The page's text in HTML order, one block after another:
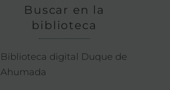
Buscar en la
biblioteca
Biblioteca digital Duque de
Ahumada